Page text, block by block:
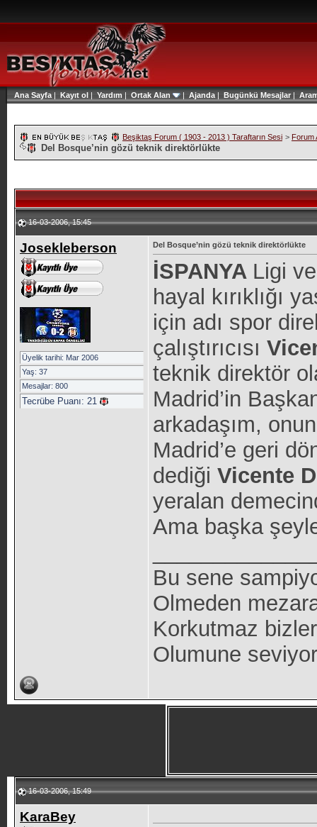
Ana Sayfa | Kayıt ol | Yardım | Ortak Alan | Ajanda | Bugünkü Mesajlar|
Beşiktaş Forum ( 1903 - 2013 ) Taraftarın Sesi > Forum
Del Bosque’nin gözü teknik direktörlükte
16-03-2006, 15:45
Josekleberson
Üyelik tarihi: Mar 2006
Yaş: 37
Mesajlar: 800
Tecrübe Puanı: 21
Del Bosque’nin gözü teknik direktörlükte
İSPANYA Ligi
hayal kırıklığı
için adı spor
çalıştırıcısı
teknik direktör
Madrid’in
arkadaşım,
Madrid’e geri
dediği Vicente
yeralan
Ama başka
Bu sene
Olmeden
Korkutmaz
Olumune
16-03-2006, 15:49
KaraBey